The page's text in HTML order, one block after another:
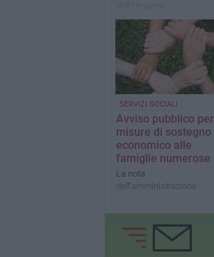
SERVIZI SOCIALI
Avviso pubblico per
misure di sostegno
economico alle
famiglie numerose
La nota
dell'amministrazione